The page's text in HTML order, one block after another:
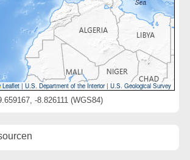
Leaflet | U.S. Department of the Interior|U.S. Geological Survey
-8.826111 (WGS84)